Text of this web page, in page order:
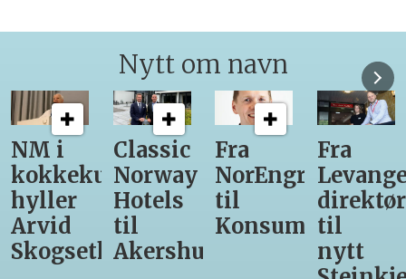
Nytt om navn
Classic
Norway
Hotels
til
Akershus
Fra
NorEngros
til
Konsumgruppen
Fra
Levanger-
direktør
til
12
får
være
med